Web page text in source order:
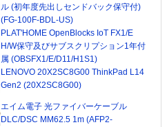
ル (初年度先出しセンドバック保守付)
(FG-100F-BDL-US)
PLAT'HOME OpenBlocks IoT FX1/E
H/W保守及びサブスクリプション1年付
属 (OBSFX1/E/D11/H1S1)
LENOVO 20X2SC8G00 ThinkPad L14
Gen2 (20X2SC8G00)
エイム電子 光ファイバーケーブル
DLC/DSC MM62.5 1m (AFP2-